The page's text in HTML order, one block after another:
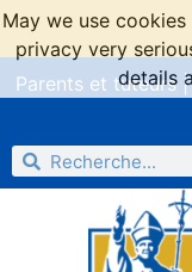
Parents et tuteurs|
May we use
privacy very
details